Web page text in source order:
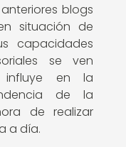
blogs
situación de
capacidades
se ven
influye en la
de la
de realizar
a día.